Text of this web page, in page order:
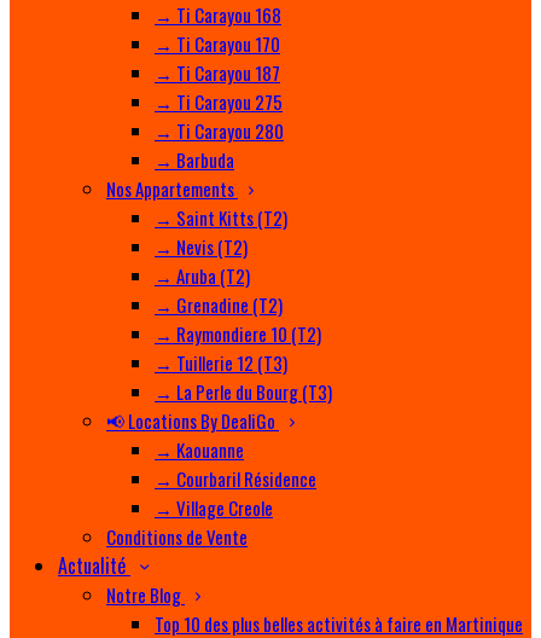
→ Ti Carayou 168
→ Ti Carayou 170
→ Ti Carayou 187
→ Ti Carayou 275
→ Ti Carayou 280
→ Barbuda
Nos Appartements
→ Saint Kitts (T2)
→ Nevis (T2)
→ Aruba (T2)
→ Grenadine (T2)
→ Raymondiere 10 (T2)
→ Tuillerie 12 (T3)
→ La Perle du Bourg (T3)
📢 Locations By DealiGo
→ Kaouanne
→ Courbaril Résidence
→ Village Creole
Conditions de Vente
Actualité
Notre Blog
Top 10 des plus belles activités à faire en Martinique